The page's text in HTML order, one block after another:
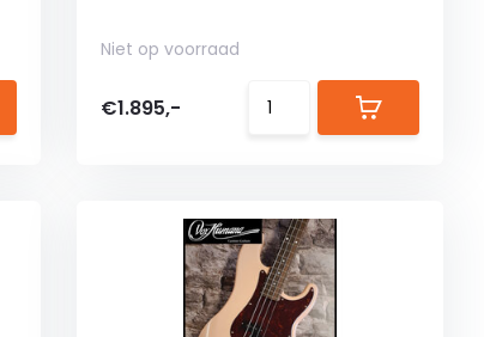
Niet op voorraad
€1.895,-